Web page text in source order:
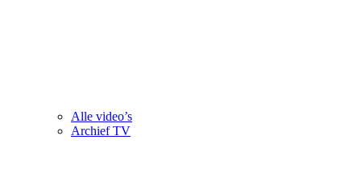
Alle video’s
Archief TV